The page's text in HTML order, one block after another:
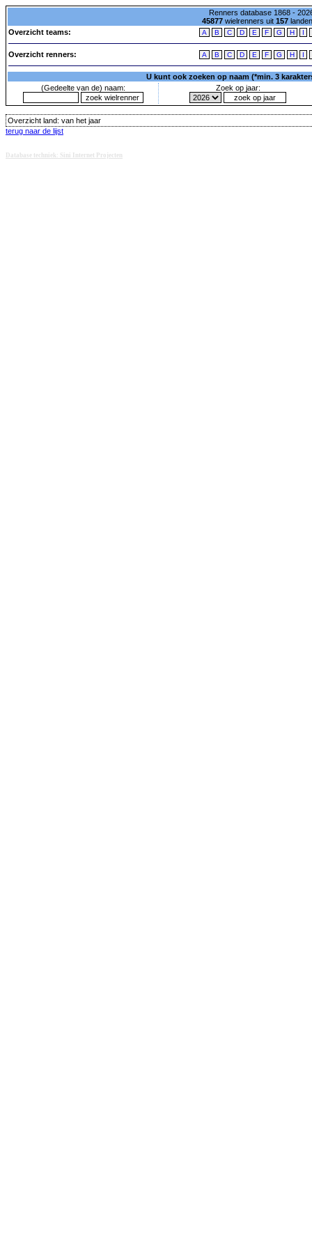
Renners database 1868 -
45877wielrenners uit 157
Overzicht teams:
A B C D E F G H I
Overzicht renners: A B C D E F G H I
U kunt ook zoeken op naam (*min. 3
(Gedeelte van de) naam:
Zoek op jaar:
Overzicht land: van het jaar
terug naar de lijst
Database techniek: Sini Internet Projecten